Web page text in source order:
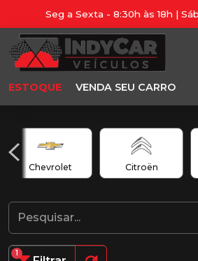
Seg a Sexta - 8:30h às 18h |
ESTOQUE VENDA SEU CARRO
Chevrolet Citroën
1